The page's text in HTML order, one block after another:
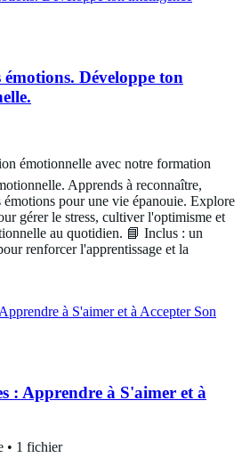
Développe ton
émotionnelle avec notre formation
Apprends à reconnaître,
émotions pour une vie épanouie. Explore
gérer le stress, cultiver l'optimisme et
au quotidien. 📘 Inclus : un
renforcer l'apprentissage et la
: Apprendre à S'aimer et à
• 1 fichier